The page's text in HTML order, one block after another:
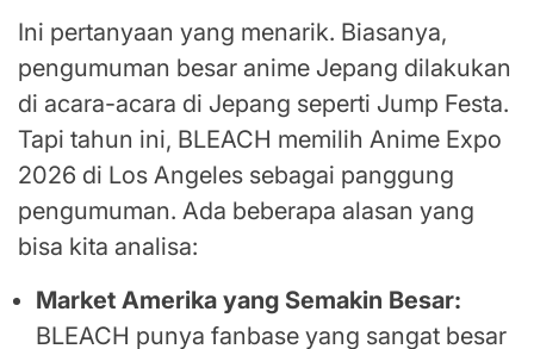
Ini pertanyaan yang menarik. Biasanya,
pengumuman besar anime Jepang dilakukan
di acara-acara di Jepang seperti Jump Festa.
Tapi tahun ini, BLEACH memilih Anime Expo
2026 di Los Angeles sebagai panggung
pengumuman. Ada beberapa alasan yang
bisa kita analisa:
Market Amerika yang Semakin Besar:
BLEACH punya fanbase yang sangat besar